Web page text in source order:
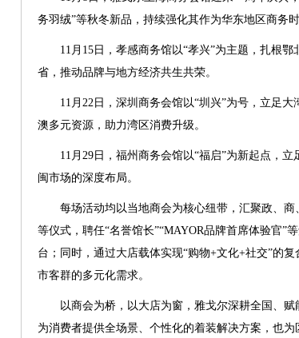
务羽绒”等秋冬新品，持续强化其作为华东地区商务
11月15日，孝感商务馆以“孝兴”为主题，扎根
省，推动品牌与地方经济共生共荣。
11月22日，深圳商务会馆以“圳兴”为号，立足
澳多元资源，助力湾区消费升级。
11月29日，福州商务会馆以“福启”为新起点，
闽市场的深度布局。
每场活动均以当地商会为核心纽带，汇聚政、
等仪式，聘任“名誉馆长”“MAYOR品牌首席体验官”
台；同时，通过大店载体实现“购物+文化+社交”的
市客群的多元化需求。
以商会为桥，以大店为窗，雅戈尔深耕全国、
为消费者提供全场景、个性化的着装解决方案，也为